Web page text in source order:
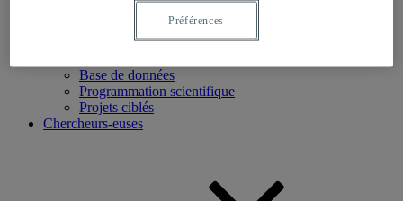
Base de données
Programmation scientifique
Projets ciblés
Chercheurs-euses
Préférences